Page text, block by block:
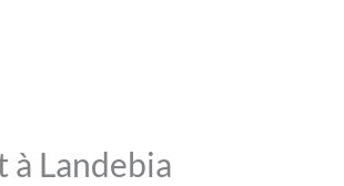
à Landebia